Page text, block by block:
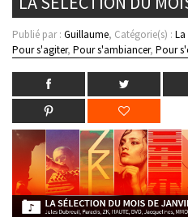
Publié par : Guillaume, Catégorie(s) :
Pour s'agiter, Pour s'ambiancer, Pour